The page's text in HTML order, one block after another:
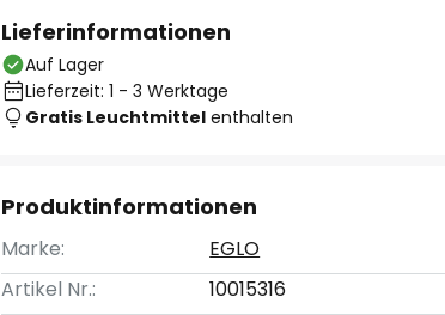
Lieferinformationen
Auf Lager
Lieferzeit: 1 - 3 Werktage
Gratis Leuchtmittel enthalten
Produktinformationen
Marke:
EGLO
Artikel Nr.:
10015316